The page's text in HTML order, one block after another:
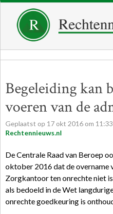
Begeleiding kan
voeren van de
Geplaatst op 17 okt 2016 om 11:33
Rechtennieuws.nl
De Centrale Raad van Beroep
oktober 2016 dat de overname
Zorgkantoor ten onrechte niet
als bedoeld in de Wet
onrechte goedkeuring is